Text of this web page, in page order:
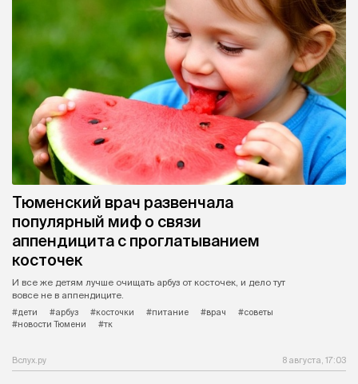
Тюменский врач развенчала
популярный миф о связи
аппендицита с проглатыванием
косточек
И все же детям лучше очищать арбуз от косточек, и дело тут
вовсе не в аппендиците.
#дети
#арбуз #косточки #питание #врач
#советы
#новости Тюмени
#тк
Вслух.ру 8 августа, 17:03